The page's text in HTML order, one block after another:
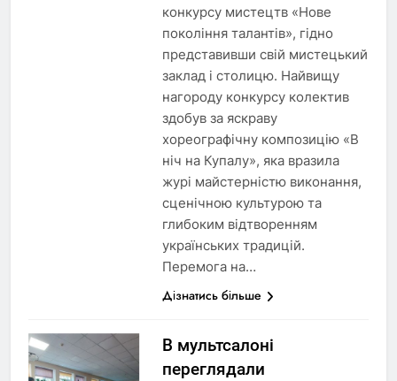
конкурсу мистецтв «Нове
покоління талантів», гідно
представивши свій мистецький
заклад і столицю. Найвищу
нагороду конкурсу колектив
здобув за яскраву
хореографічну композицію «В
ніч на Купалу», яка вразила
журі майстерністю виконання,
сценічною культурою та
глибоким відтворенням
українських традицій.
Перемога на…
Дізнатись більше
В мультсалоні
переглядали